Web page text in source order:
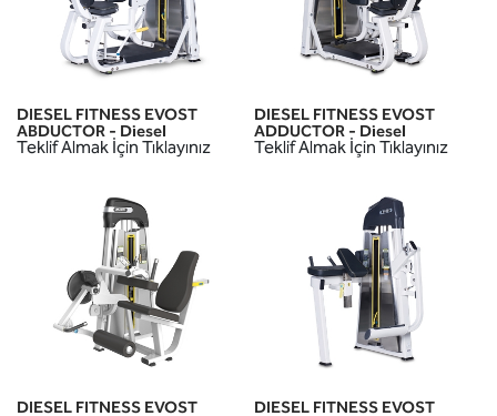
DIESEL FITNESS EVOST
ABDUCTOR - Diesel
Teklif Almak İçin Tıklayınız
DIESEL FITNESS EVOST
ADDUCTOR - Diesel
Teklif Almak İçin Tıklayınız
DIESEL FITNESS EVOST
DIESEL FITNESS EVOST